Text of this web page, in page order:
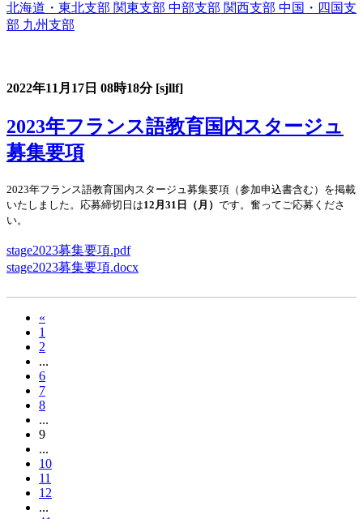
北海道・東北支部 関東支部 中部支部 関西支部 中国・四国支
部 九州支部
2022年11月17日 08時18分 [sjllf]
2023年フランス語教育国内スタージュ
募集要項
2023年フランス語教育国内スタージュ募集要項（参加申込書含む）を掲載
いたしました。応募締切日は12月31日（月） です。奮ってご応募くださ
い。
stage2023募集要項.pdf
stage2023募集要項.docx
«
1
2
...
6
7
8
...
9
...
10
11
12
...